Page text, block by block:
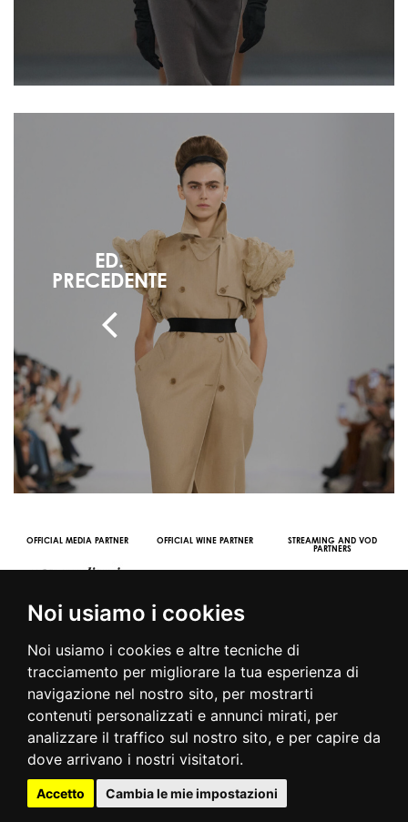
Noi usiamo i cookies
Noi usiamo i cookies e altre tecniche di
tracciamento per migliorare la tua esperienza di
navigazione nel nostro sito, per mostrarti
contenuti personalizzati e annunci mirati, per
analizzare il traffico sul nostro sito, e per capire da
dove arrivano i nostri visitatori.
Accetto Cambia le mie impostazioni
ED.
PRECEDENTE
OFFICIAL MEDIA PARTNER OFFICIAL WINE PARTNER
STREAMING AND VOD
PARTNERS
© 2016 | PIAZZA DUOMO, 31 - 20122 MILANO - TEL +39.02.7771081
- FAX +39.02.77710850 -CAMERAMODA@CAMERAMODA.IT|APP
|PRIVACY POLICY|COOKIE POLICY